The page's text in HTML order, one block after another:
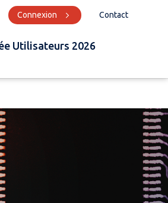
Utilisateurs 2026
Connexion Contact